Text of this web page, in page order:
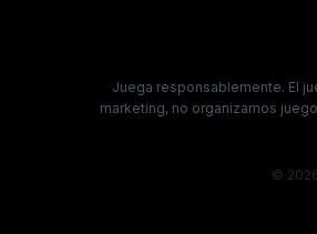
Juega responsablemente. El
marketing, no organizamos
©